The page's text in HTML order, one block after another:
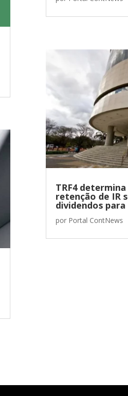
TRF4
retenção de IR
dividendos
por Portal ContNews